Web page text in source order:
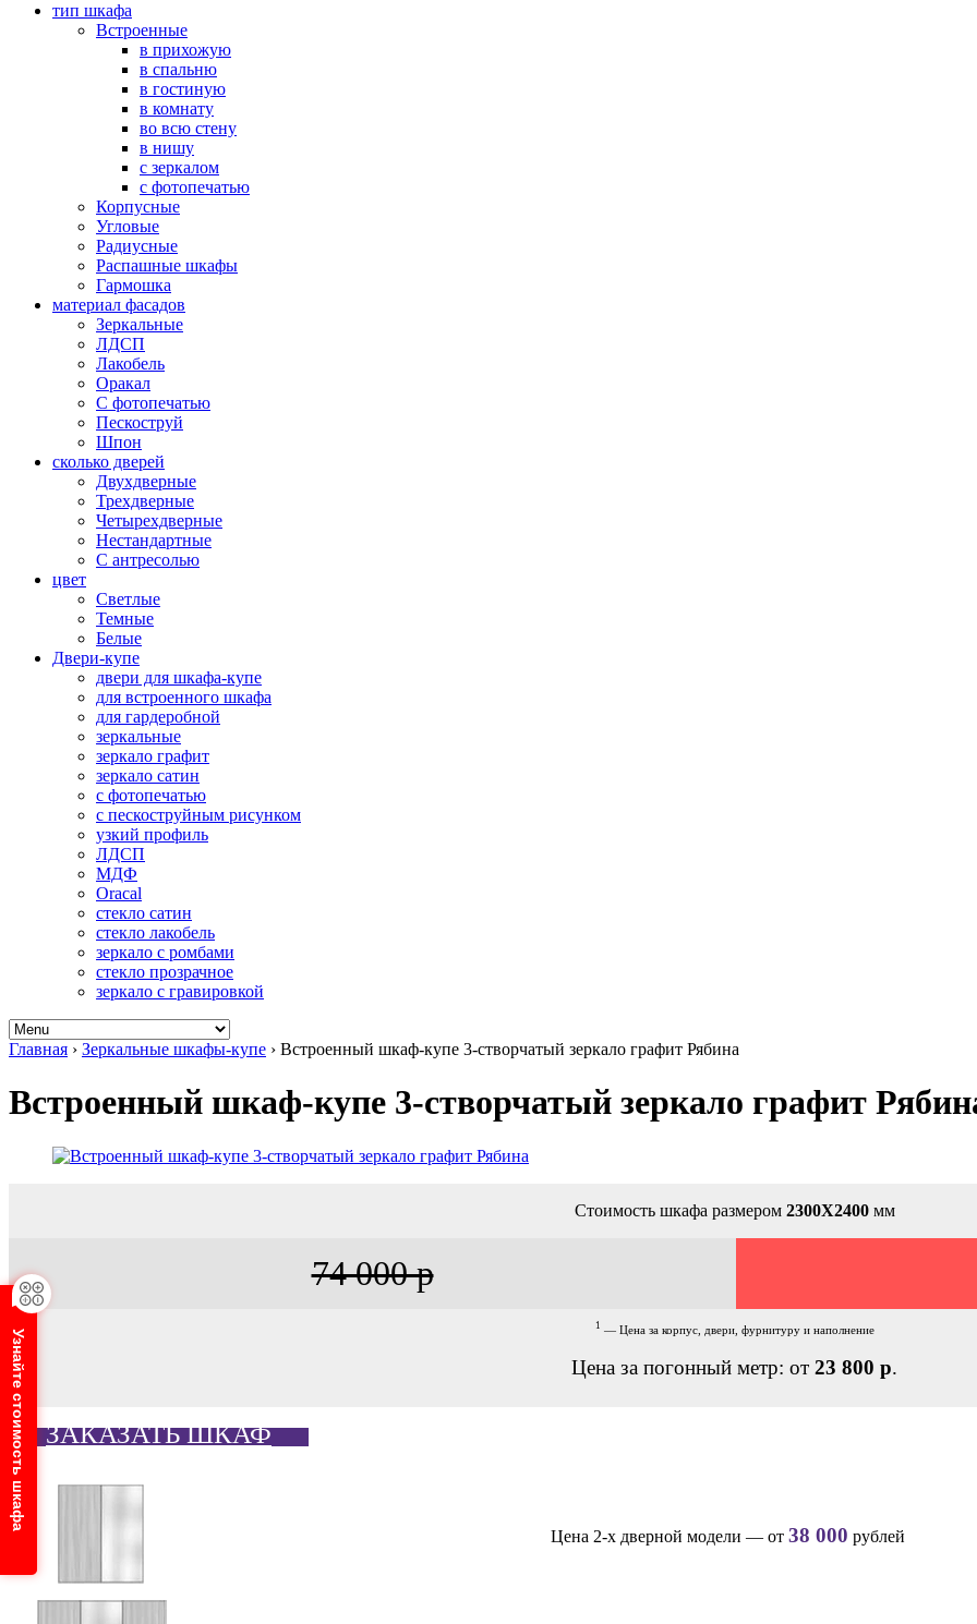
тип шкафа
Встроенные
в прихожую
в спальню
в гостиную
в комнату
во всю стену
в нишу
с зеркалом
с фотопечатью
Корпусные
Угловые
Радиусные
Распашные шкафы
Гармошка
материал фасадов
Зеркальные
ЛДСП
Лакобель
Оракал
С фотопечатью
Пескоструй
Шпон
сколько дверей
Двухдверные
Трехдверные
Четырехдверные
Нестандартные
С антресолью
цвет
Светлые
Темные
Белые
Двери-купе
двери для шкафа-купе
для встроенного шкафа
для гардеробной
зеркальные
зеркало графит
зеркало сатин
с фотопечатью
с пескоструйным рисунком
узкий профиль
ЛДСП
МДФ
Oracal
стекло сатин
стекло лакобель
зеркало с ромбами
стекло прозрачное
зеркало с гравировкой
Главная › Зеркальные шкафы-купе › Встроенный шкаф-купе 3-створчатый зеркало графит Рябина
Встроенный шкаф-купе 3-створчатый зеркало графит
Стоимость шкафа размером 2300Х2400мм
74 000 р
1 — Цена за корпус, двери, фурнитуру и наполнение
Цена за погонный метр: от 23 800 р.
ЗАКАЗАТЬ ШКАФ
Цена 2-х дверной модели — от 38 000 рублей
Узнайте стоимость шкафа